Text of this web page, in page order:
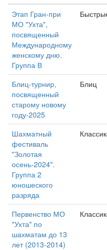
Этап Гран-при
МО "Ухта",
посвященный
Международному
женскому дню.
Группа В
Блиц-турнир,
посвященный
старому новому
году-2025
Блиц
Шахматный
фестиваль
"Золотая
осень-2024".
Группа 2
юношеского
разряда
Первенство МО
"Ухта" по
шахматам до 13
лет (2013-2014)